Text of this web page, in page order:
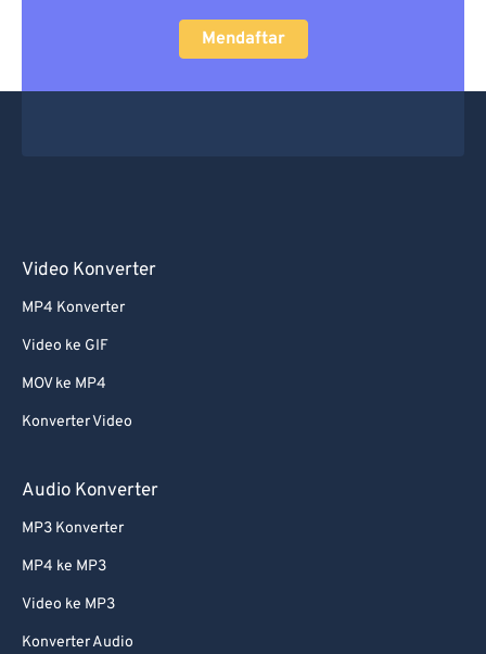
Mendaftar
Video Konverter
MP4 Konverter
Video ke GIF
MOV ke MP4
Konverter Video
Audio Konverter
MP3 Konverter
MP4 ke MP3
Video ke MP3
Konverter Audio